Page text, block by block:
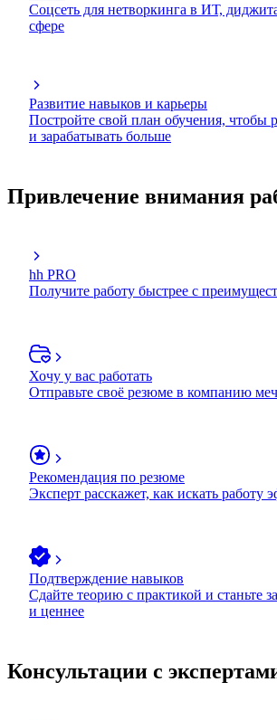
Соцсеть для нетворкинга в ИТ,
сфере
Развитие навыков и карьеры
Постройте свой план обучения, чтобы
и зарабатывать больше
Привлечение внимания
hh PRO
Получите работу быстрее с
Хочу у вас работать
Отправьте своё резюме в компанию
Рекомендация по резюме
Эксперт расскажет, как искать работу
Подтверждение навыков
Сдайте теорию с практикой и станьте
и ценнее
Консультации с